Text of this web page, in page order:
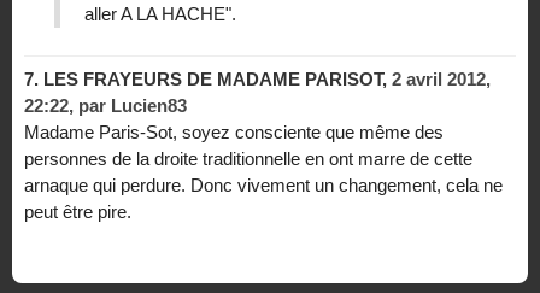
aller A LA HACHE".
7. LES FRAYEURS DE MADAME PARISOT, 2 avril 2012,
22:22, par Lucien83
Madame Paris-Sot, soyez consciente que même des
personnes de la droite traditionnelle en ont marre de cette
arnaque qui perdure. Donc vivement un changement, cela ne
peut être pire.